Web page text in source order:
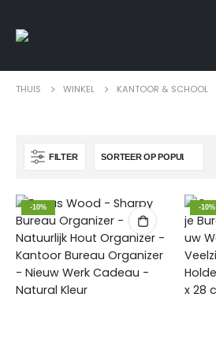
THUIS WINKEL KANTOOR & SCHOOL
FILTER
-10% -10%